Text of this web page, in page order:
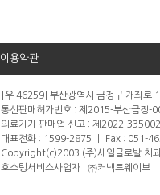
이용약관
[우 46259] 부산광역시 금정구 개좌로
통신판매허가번호 : 제2015-부산금정-
의료기기 판매업 신고 : 제2022-
대표전화 : 1599-2875
Fax : 051-
Copyright(c)2003 (주)세일글로발 치
호스팅서비스사업자 : ㈜커넥트웨이브